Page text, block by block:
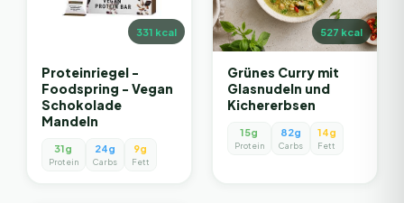
331 kcal
Proteinriegel -
Foodspring - Vegan
Schokolade
Mandeln
31g
Protein
24g
Carbs
9g
Fett
527 kcal
Grünes Curry mit
Glasnudeln und
Kichererbsen
15g
Protein
82g
Carbs
14g
Fett